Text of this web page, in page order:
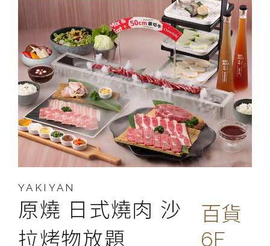
YAKIYAN
原燒 日式燒肉 沙
拉烤物放題
百貨
6F